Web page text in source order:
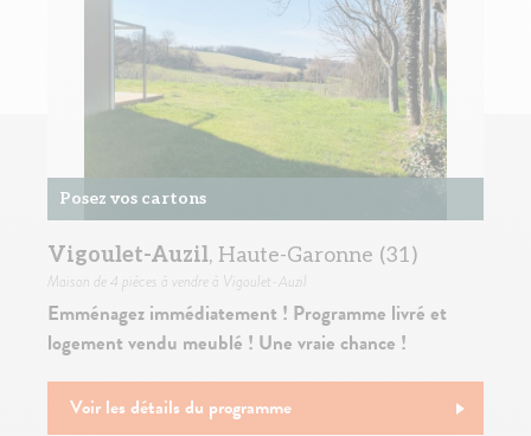
Posez vos cartons
Vigoulet-Auzil, Haute-Garonne (31)
Maison de 4 pièces à vendre à Vigoulet-Auzil
Emménagez immédiatement ! Programme livré et
logement vendu meublé ! Une vraie chance !
Voir les détails du programme